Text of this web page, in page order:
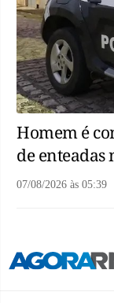
Homem é
de enteadas
07/08/2026 às 05:39